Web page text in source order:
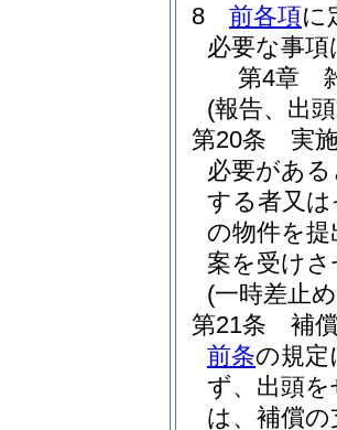
8
前各項に
必要な事
第4章
(報告、出
第20条
実
必要があ
する者又
の物件を
案を受け
(一時差止
第21条
補
前条の規定
ず、出頭
は、補償